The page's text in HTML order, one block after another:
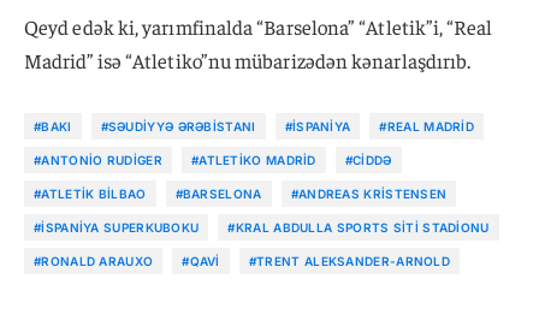
Qeyd edək ki, yarımfinalda “Barselona” “Atletik”i, “Real
Madrid” isə “Atletiko”nu mübarizədən kənarlaşdırıb.
#BAKI #SƏUDIYYƏ ƏRƏBISTANI #İSPANIYA #REAL MADRID
#ANTONIO RUDIGER #ATLETIKO MADRID #CIDDƏ
#ATLETIK BILBAO #BARSELONA #ANDREAS KRISTENSEN
#İSPANIYA SUPERKUBOKU #KRAL ABDULLA SPORTS SITI STADIONU
#RONALD ARAUXO #QAVI #TRENT ALEKSANDER-ARNOLD